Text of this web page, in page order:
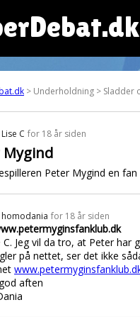
> Underholdning > Sladder
Lise C for 18 år siden
Mygind
Peter Mygind en
homodania for 18 år siden
C. Jeg vil da tro, at Peter
på nettet, ser det ikke
aften